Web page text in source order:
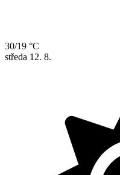
30/19 °C
středa 12. 8.